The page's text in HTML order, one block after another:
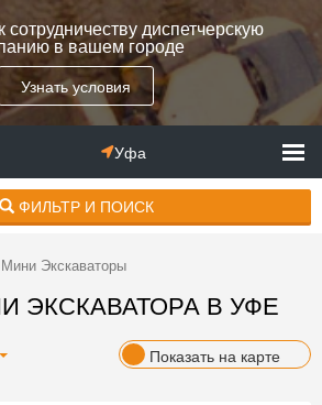
диспетчерскую
в вашем городе
Узнать условия
Уфа
ФИЛЬТР И ПОИСК
Мини Экскаваторы
ЭКСКАВАТОРА В УФЕ
Показать на карте